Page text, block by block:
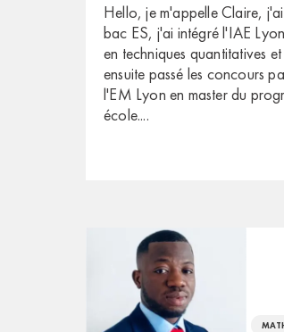
Hello, je m'appelle Claire,
bac ES, j'ai intégré l'IAE
en techniques quantitatives
ensuite passé les concours
l'EM Lyon en master du
école....